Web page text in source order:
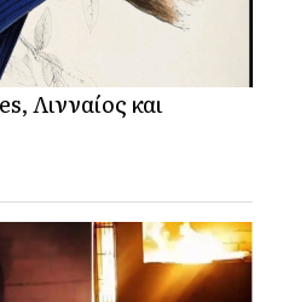
Λινναίος και